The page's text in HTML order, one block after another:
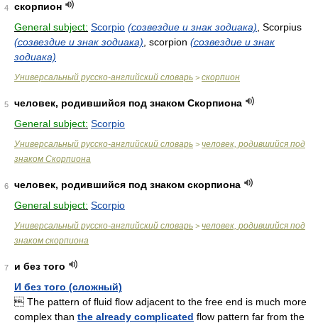
4
скорпион
General subject: Scorpio (созвездие и знак зодиака) , Scorpius
(созвездие и знак зодиака) , scorpion (созвездие и знак
зодиака)
Универсальный русско-английский словарь > скорпион
5
человек, родившийся под знаком Скорпиона
General subject: Scorpio
Универсальный русско-английский словарь > человек, родившийся под
знаком Скорпиона
6
человек, родившийся под знаком скорпиона
General subject: Scorpio
Универсальный русско-английский словарь > человек, родившийся под
знаком скорпиона
7
и без того
И без того (сложный)
 The pattern of fluid flow adjacent to the free end is much more
complex than the already complicated flow pattern far from the